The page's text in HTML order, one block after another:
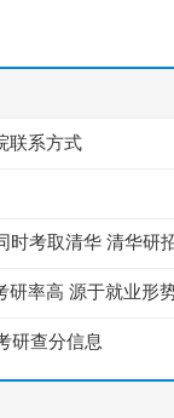
联系方式
时考取清华 清华研
研率高 源于就业形
研查分信息